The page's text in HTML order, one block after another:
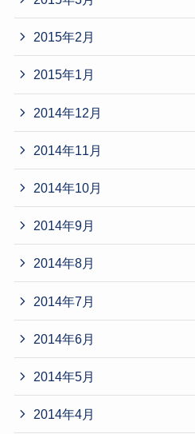
2015年2月
2015年1月
2014年12月
2014年11月
2014年10月
2014年9月
2014年8月
2014年7月
2014年6月
2014年5月
2014年4月